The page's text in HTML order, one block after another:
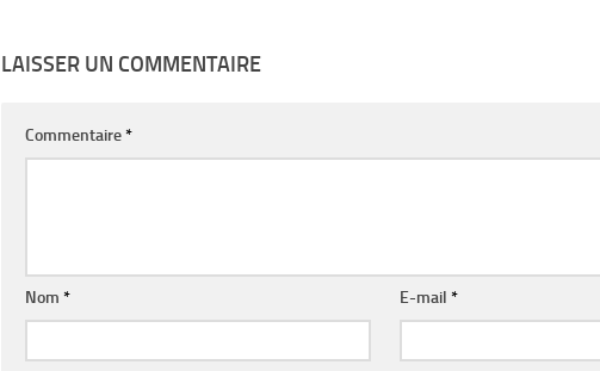
LAISSER UN COMMENTAIRE
Commentaire*
Nom * E-mail*